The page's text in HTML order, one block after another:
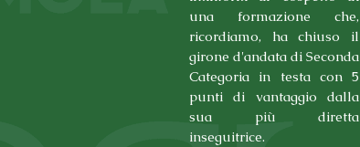
una formazione che,
ricordiamo, ha chiuso il
girone d'andata di Seconda
Categoria in testa con 5
punti di vantaggio dalla
sua più diretta
inseguitrice.